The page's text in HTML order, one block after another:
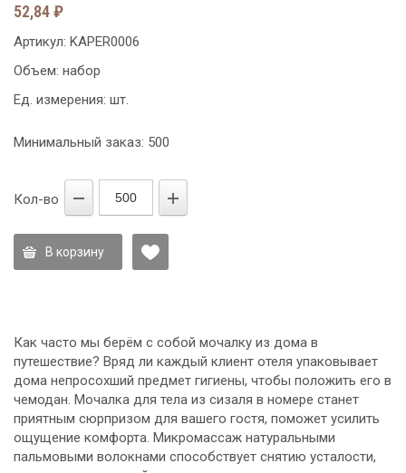
52,84₽
Артикул: KAPER0006
Объем: набор
Ед. измерения: шт.
Минимальный заказ: 500
Кол-во
В корзину
Как часто мы берём с собой мочалку из дома в
путешествие? Вряд ли каждый клиент отеля упаковывает
дома непросохший предмет гигиены, чтобы положить его в
чемодан. Мочалка для тела из сизаля в номере станет
приятным сюрпризом для вашего гостя, поможет усилить
ощущение комфорта. Микромассаж натуральными
пальмовыми волокнами способствует снятию усталости,